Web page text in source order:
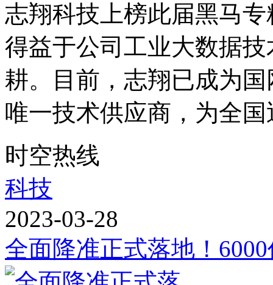
志翔科技上榜此届黑马
得益于公司工业大数据
耕。目前，志翔已成为
唯一技术供应商，为全
时空热线
科技
2023-03-28
全面降准正式落地！